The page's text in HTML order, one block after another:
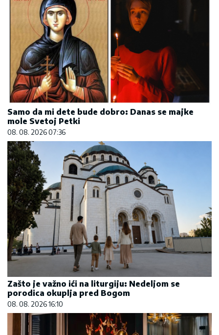
Samo da mi dete bude dobro: Danas se majke
mole Svetoj Petki
08. 08. 2026 07:36
Zašto je važno ići na liturgiju: Nedeljom se
porodica okuplja pred Bogom
08. 08. 2026 16:10